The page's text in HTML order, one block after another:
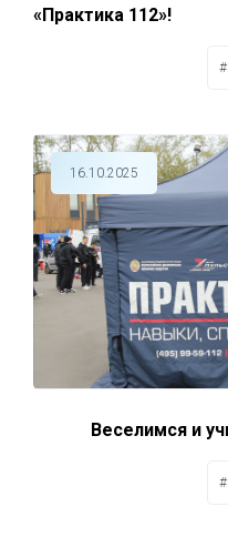
«Практика 112»!
16.10.2025
Веселимся и